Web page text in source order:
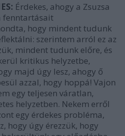
Érdekes, ahogy a Zsuzsa
fenntartásait
hogy mindent tudunk
szerintem arról ez az
mindent tudunk előre, és
kritikus helyzetbe,
majd úgy lesz, ahogy ő
azzal, hogy hoppá! Vajon
egy teljesen váratlan,
helyzetben. Nekem erről
egy érdekes probléma,
hogy úgy érezzük, hogy